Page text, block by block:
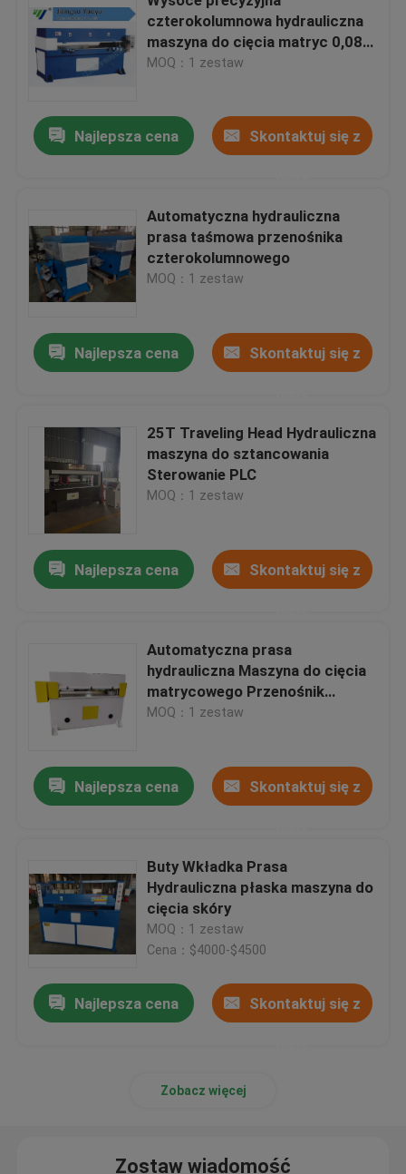
czterokolumnowa hydrauliczna
maszyna do cięcia matryc 0,08
m / s Prędkość
MOQ：1 zestaw
Najlepsza cena Skontaktuj się z
Automatyczna hydrauliczna
prasa taśmowa przenośnika
czterokolumnowego
MOQ：1 zestaw
Najlepsza cena Skontaktuj się z
25T Traveling Head Hydrauliczna
maszyna do sztancowania
Sterowanie PLC
MOQ：1 zestaw
Najlepsza cena Skontaktuj się z
Automatyczna prasa
hydrauliczna Maszyna do cięcia
matrycowego Przenośnik
taśmowy Czterokolumnowy
MOQ：1 zestaw
Najlepsza cena Skontaktuj się z
Buty Wkładka Prasa
Hydrauliczna płaska maszyna do
cięcia skóry
MOQ：1 zestaw
Cena：$4000-$4500
Najlepsza cena Skontaktuj się z
Zobacz więcej
Zostaw wiadomość